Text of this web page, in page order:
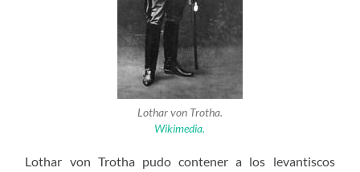
Lothar von Trotha.
Wikimedia.
Lothar von Trotha pudo contener a los levantiscos